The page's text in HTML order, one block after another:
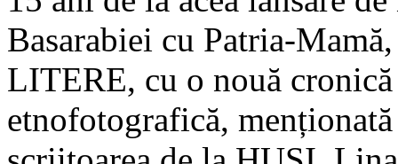
Basarabiei cu Patria-
LITERE, cu o nouă
etnofotografică,